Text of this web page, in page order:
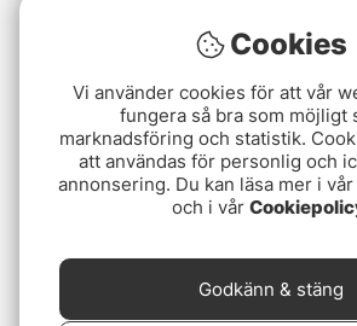
Cookies
Vi använder cookies för att vår
fungera så bra som möjligt
marknadsföring och statistik.
att användas för personlig och
annonsering. Du kan läsa mer i vår
och i vår
Godkänn & stäng